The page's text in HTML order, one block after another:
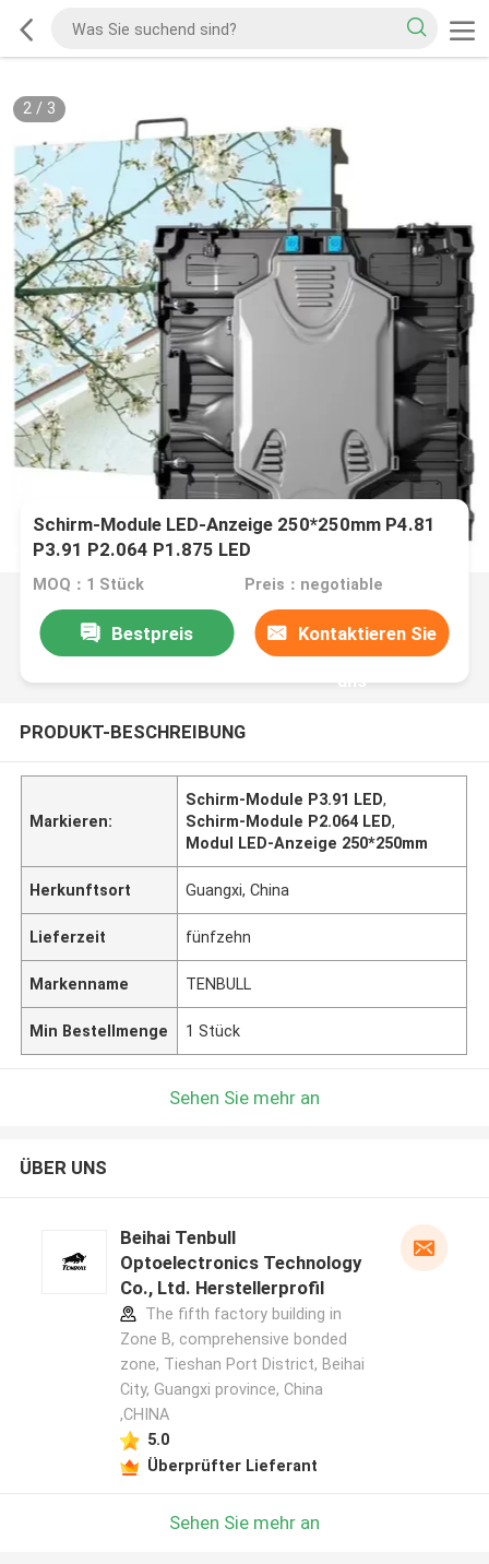
2/ 3
Schirm-Module LED-Anzeige 250*250mm P4.81
P3.91 P2.064 P1.875 LED
MOQ：1 Stück Preis：negotiable
Bestpreis Kontaktieren Sie
uns
PRODUKT-BESCHREIBUNG
Markieren:
Schirm-Module P3.91 LED,
Schirm-Module P2.064 LED,
Modul LED-Anzeige 250*250mm
Herkunftsort Guangxi, China
Lieferzeit fünfzehn
Markenname TENBULL
Min Bestellmenge 1 Stück
Sehen Sie mehr an
ÜBER UNS
Beihai Tenbull
Optoelectronics Technology
Co., Ltd. Herstellerprofil
The fifth factory building in
Zone B, comprehensive bonded
zone, Tieshan Port District, Beihai
City, Guangxi province, China
,CHINA
5.0
Überprüfter Lieferant
Sehen Sie mehr an